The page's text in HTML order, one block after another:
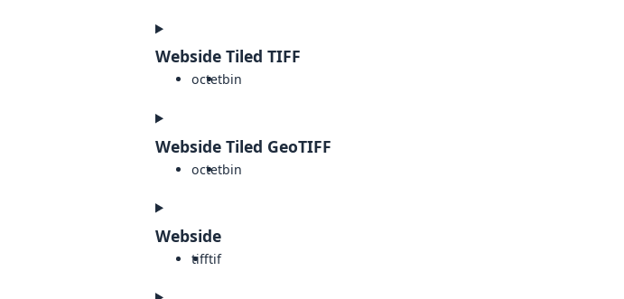
Webside Tiled TIFF
octetbin
Webside Tiled GeoTIFF
octetbin
Webside
tifftif